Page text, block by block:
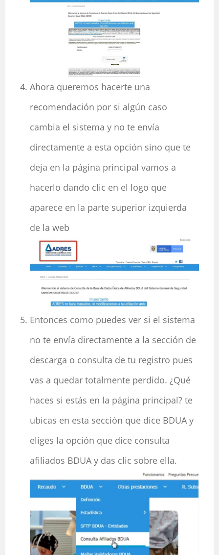
Ahora queremos hacerte una
recomendación por si algún caso
cambia el sistema y no te envía
directamente a esta opción sino que te
deja en la página principal vamos a
hacerlo dando clic en el logo que
aparece en la parte superior izquierda
de la web
Entonces como puedes ver si el sistema
no te envía directamente a la sección de
descarga o consulta de tu registro pues
vas a quedar totalmente perdido. ¿Qué
haces si estás en la página principal? te
ubicas en esta sección que dice BDUA y
eliges la opción que dice consulta
afiliados BDUA y das clic sobre ella.